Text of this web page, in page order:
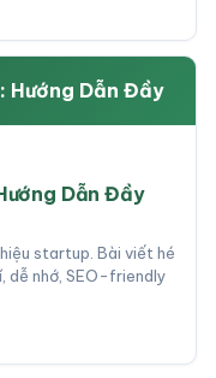
Hướng Dẫn Đầy
Dẫn Đầy
startup. Bài viết hé
dễ nhớ, SEO-friendly